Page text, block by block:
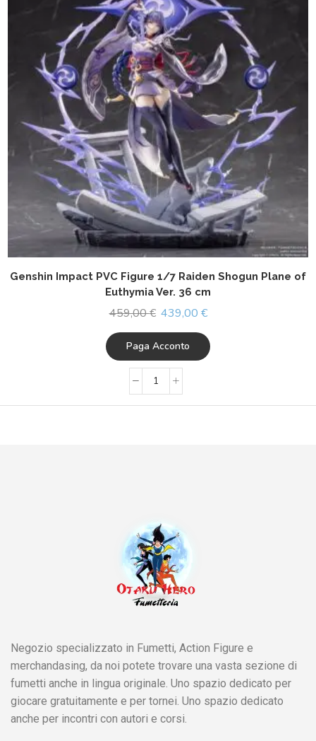
Genshin Impact PVC Figure 1/7 Raiden Shogun Plane of
Euthymia Ver. 36 cm
459,00€ 439,00 €
Paga Acconto
Negozio specializzato in Fumetti, Action Figure e
merchandasing, da noi potete trovare una vasta sezione di
fumetti anche in lingua originale. Uno spazio dedicato per
giocare gratuitamente e per tornei. Uno spazio dedicato
anche per incontri con autori e corsi.